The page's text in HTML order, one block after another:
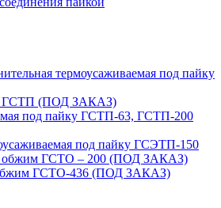
термоусаживаемая под пайку
ГСТП (ПОД ЗАКАЗ)
под пайку ГСТП-63, ГСТП-200
под пайку ГСЭТП-150
обжим ГСТО – 200 (ПОД ЗАКАЗ)
обжим ГСТО-436 (ПОД ЗАКАЗ)